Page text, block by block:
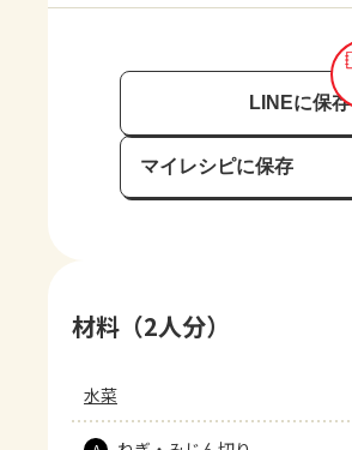
LINEに保存
マイレシピに保存
保存済み
材料（2人分）
水菜